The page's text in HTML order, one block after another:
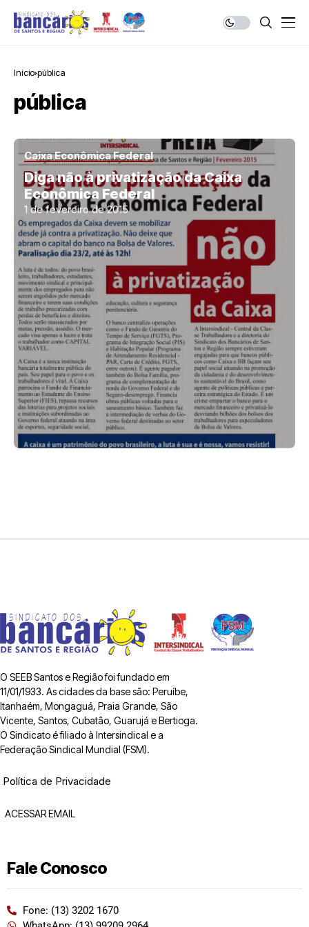
Início pública
pública
Caixa Econômica Federal
Diga não à privatização da Caixa
Econômica Federal
1 de fevereiro de 2015
O SEEB Santos e Região foi fundado em
11/01/1933. As cidades da base são: Peruíbe,
Itanhaém, Mongaguá, Praia Grande, São
Vicente, Santos, Cubatão, Guarujá e Bertioga.
O Sindicato é filiado à Intersindical e a
Federação Sindical Mundial (FSM).
Política de Privacidade
ACESSAR EMAIL
Fale Conosco
Fone: (13) 3202 1670